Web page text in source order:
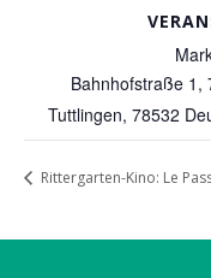
Bahnhofstraße 1,
Tuttlingen, 78532
Rittergarten-Kino: Le